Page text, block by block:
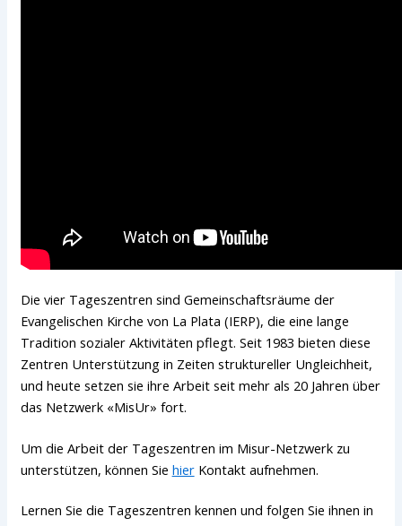
Die vier Tageszentren sind Gemeinschaftsräume der
Evangelischen Kirche von La Plata (IERP), die eine lange
Tradition sozialer Aktivitäten pflegt. Seit 1983 bieten diese
Zentren Unterstützung in Zeiten struktureller Ungleichheit,
und heute setzen sie ihre Arbeit seit mehr als 20 Jahren über
das Netzwerk «MisUr» fort.
Um die Arbeit der Tageszentren im Misur-Netzwerk zu
unterstützen, können Sie hierKontakt aufnehmen.
Lernen Sie die Tageszentren kennen und folgen Sie ihnen in